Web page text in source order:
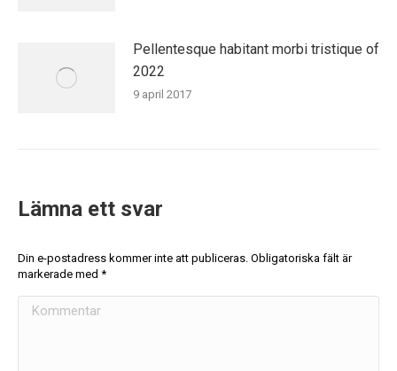
Pellentesque habitant morbi tristique of
2022
9 april 2017
Lämna ett svar
Din e-postadress kommer inte att publiceras. Obligatoriska fält är
markerade med *
Kommentar